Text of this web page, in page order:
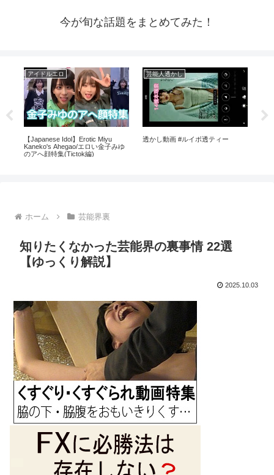
今が旬な話題をまとめてみた！
アイドルエロ
【Japanese Idol】Erotic Miyu
Kaneko's Ahegao/エロい金子みゆ
のアへ顔特集(Tictok編)
芸能人透かし
透かし動画 #ルイボ透ティー
ホーム 芸能界裏
知りたくなかった芸能界の裏事情 22選
【ゆっくり解説】
2025.10.03